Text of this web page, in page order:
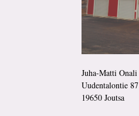
Juha-Matti Onali
Uudentalontie 87
19650 Joutsa